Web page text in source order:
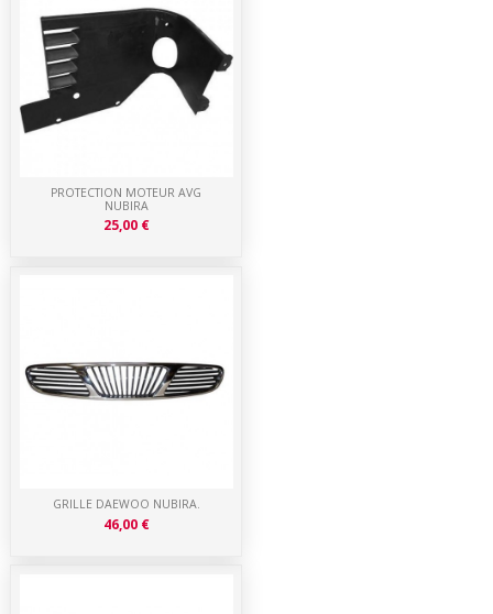
GRILLE DAEWOO NUBIRA.
46,00 €
PROTECTION MOTEUR AVG
NUBIRA
25,00 €